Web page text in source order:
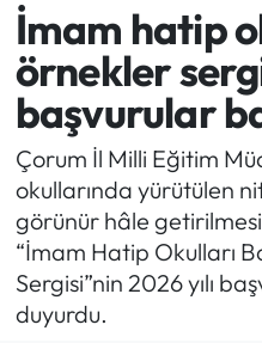
İmam hatip
örnekler
başvurular
Çorum İl Milli Eğitim
okullarında yürütülen
görünür hâle
“İmam Hatip Okulları
Sergisi”nin 2026 yılı
duyurdu.
Bilgi - Keşfet
Bilim ve Teknoloji
Boğazkale Haberleri
Çorum Haberleri
Çorum Son Dakika
Çorum Namaz
Çorum Trafik
TFF 1.Lig Puan
Tüm Manşetler
Son Dakika Haberleri